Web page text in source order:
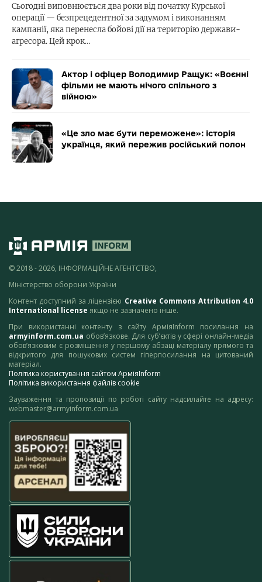
Сьогодні виповнюється два роки від початку Курської
операції — безпрецедентної за задумом і виконанням
кампанії, яка перенесла бойові дії на територію держави-
агресора. Цей крок…
Актор і офіцер Володимир Ращук: «Воєнні
фільми не мають нічого спільного з
війною»
«Це зло має бути переможене»: історія
українця, який пережив російський полон
© 2018 - 2026, ІНФОРМАЦІЙНЕ АГЕНТСТВО,
Міністерство оборони України
Контент доступний за ліцензією Creative Commons Attribution 4.0
International license якщо не зазначено інше.
При використанні контенту з сайту АрміяInform посилання на
armyinform.com.ua обов’язкове. Для суб’єктів у сфері онлайн-медіа
обов’язковим є розміщення у першому абзаці матеріалу прямого та
відкритого для пошукових систем гіперпосилання на цитований
матеріал.
Політика користування сайтом АрміяInform
Політика використання файлів cookie
Зауваження та пропозиції по роботі сайту надсилайте на адресу:
webmaster@armyinform.com.ua